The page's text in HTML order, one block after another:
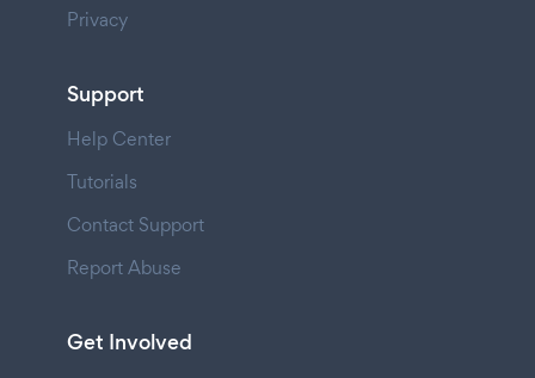
Privacy
Support
Help Center
Tutorials
Contact Support
Report Abuse
Get Involved